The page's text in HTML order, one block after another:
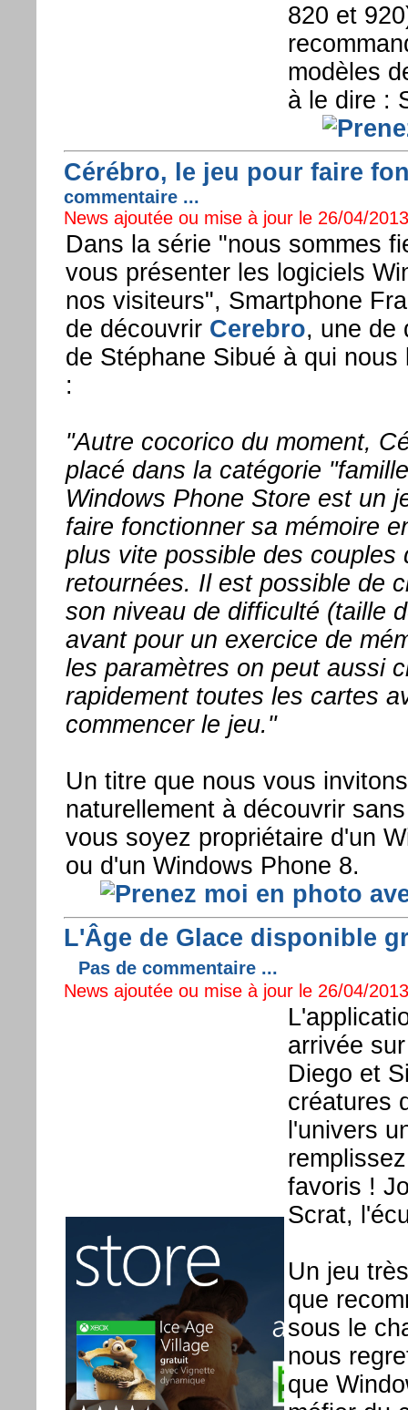
820 et
modèles
à le dire :
Cérébro, le jeu pour faire
commentaire ...
News ajoutée ou mise à jour le 26/04/
Dans la série "nous sommes
vous présenter les logiciels
nos visiteurs", Smartphone
de découvrir Cerebro, une de
de Stéphane Sibué à qui
:
"Autre cocorico du moment,
placé dans la catégorie
Windows Phone Store est un
faire fonctionner sa mémoire
plus vite possible des couples
retournées. Il est possible de
son niveau de difficulté (taille
avant pour un exercice de
les paramètres on peut aussi
rapidement toutes les cartes
commencer le jeu."
Un titre que nous vous
naturellement à découvrir
vous soyez propriétaire d'un
ou d'un Windows Phone 8.
L'Âge de Glace disponible
Pas de commentaire ...
News ajoutée ou mise à jour le 26/04/
arrivée
Diego et
créatures
l'univers
favoris !
Scrat,
Un jeu
que
sous le
nous
que